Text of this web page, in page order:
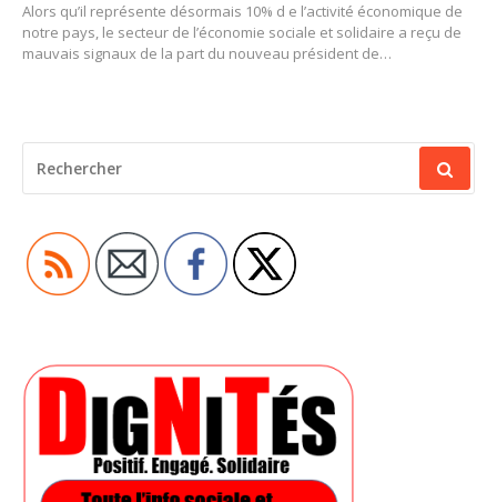
Alors qu’il représente désormais 10% d e l’activité économique de
notre pays, le secteur de l’économie sociale et solidaire a reçu de
mauvais signaux de la part du nouveau président de…
POUR
: